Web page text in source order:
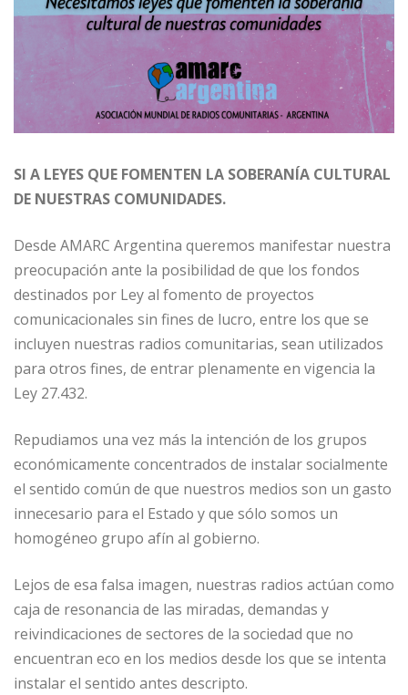
SI A LEYES QUE FOMENTEN LA SOBERANÍA CULTURAL
DE NUESTRAS COMUNIDADES.
Desde AMARC Argentina queremos manifestar nuestra
preocupación ante la posibilidad de que los fondos
destinados por Ley al fomento de proyectos
comunicacionales sin fines de lucro, entre los que se
incluyen nuestras radios comunitarias, sean utilizados
para otros fines, de entrar plenamente en vigencia la
Ley 27.432.
Repudiamos una vez más la intención de los grupos
económicamente concentrados de instalar socialmente
el sentido común de que nuestros medios son un gasto
innecesario para el Estado y que sólo somos un
homogéneo grupo afín al gobierno.
Lejos de esa falsa imagen, nuestras radios actúan como
caja de resonancia de las miradas, demandas y
reivindicaciones de sectores de la sociedad que no
encuentran eco en los medios desde los que se intenta
instalar el sentido antes descripto.